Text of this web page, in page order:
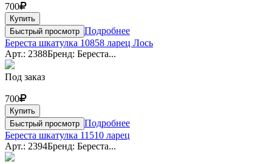
700
Купить
Быстрый просмотр Подробнее
Береста шкатулка 10858 ларец Лось
Арт.: 2388Бренд: Береста...
Под заказ
700
Купить
Быстрый просмотр Подробнее
Береста шкатулка 11510 ларец
Арт.: 2394Бренд: Береста...